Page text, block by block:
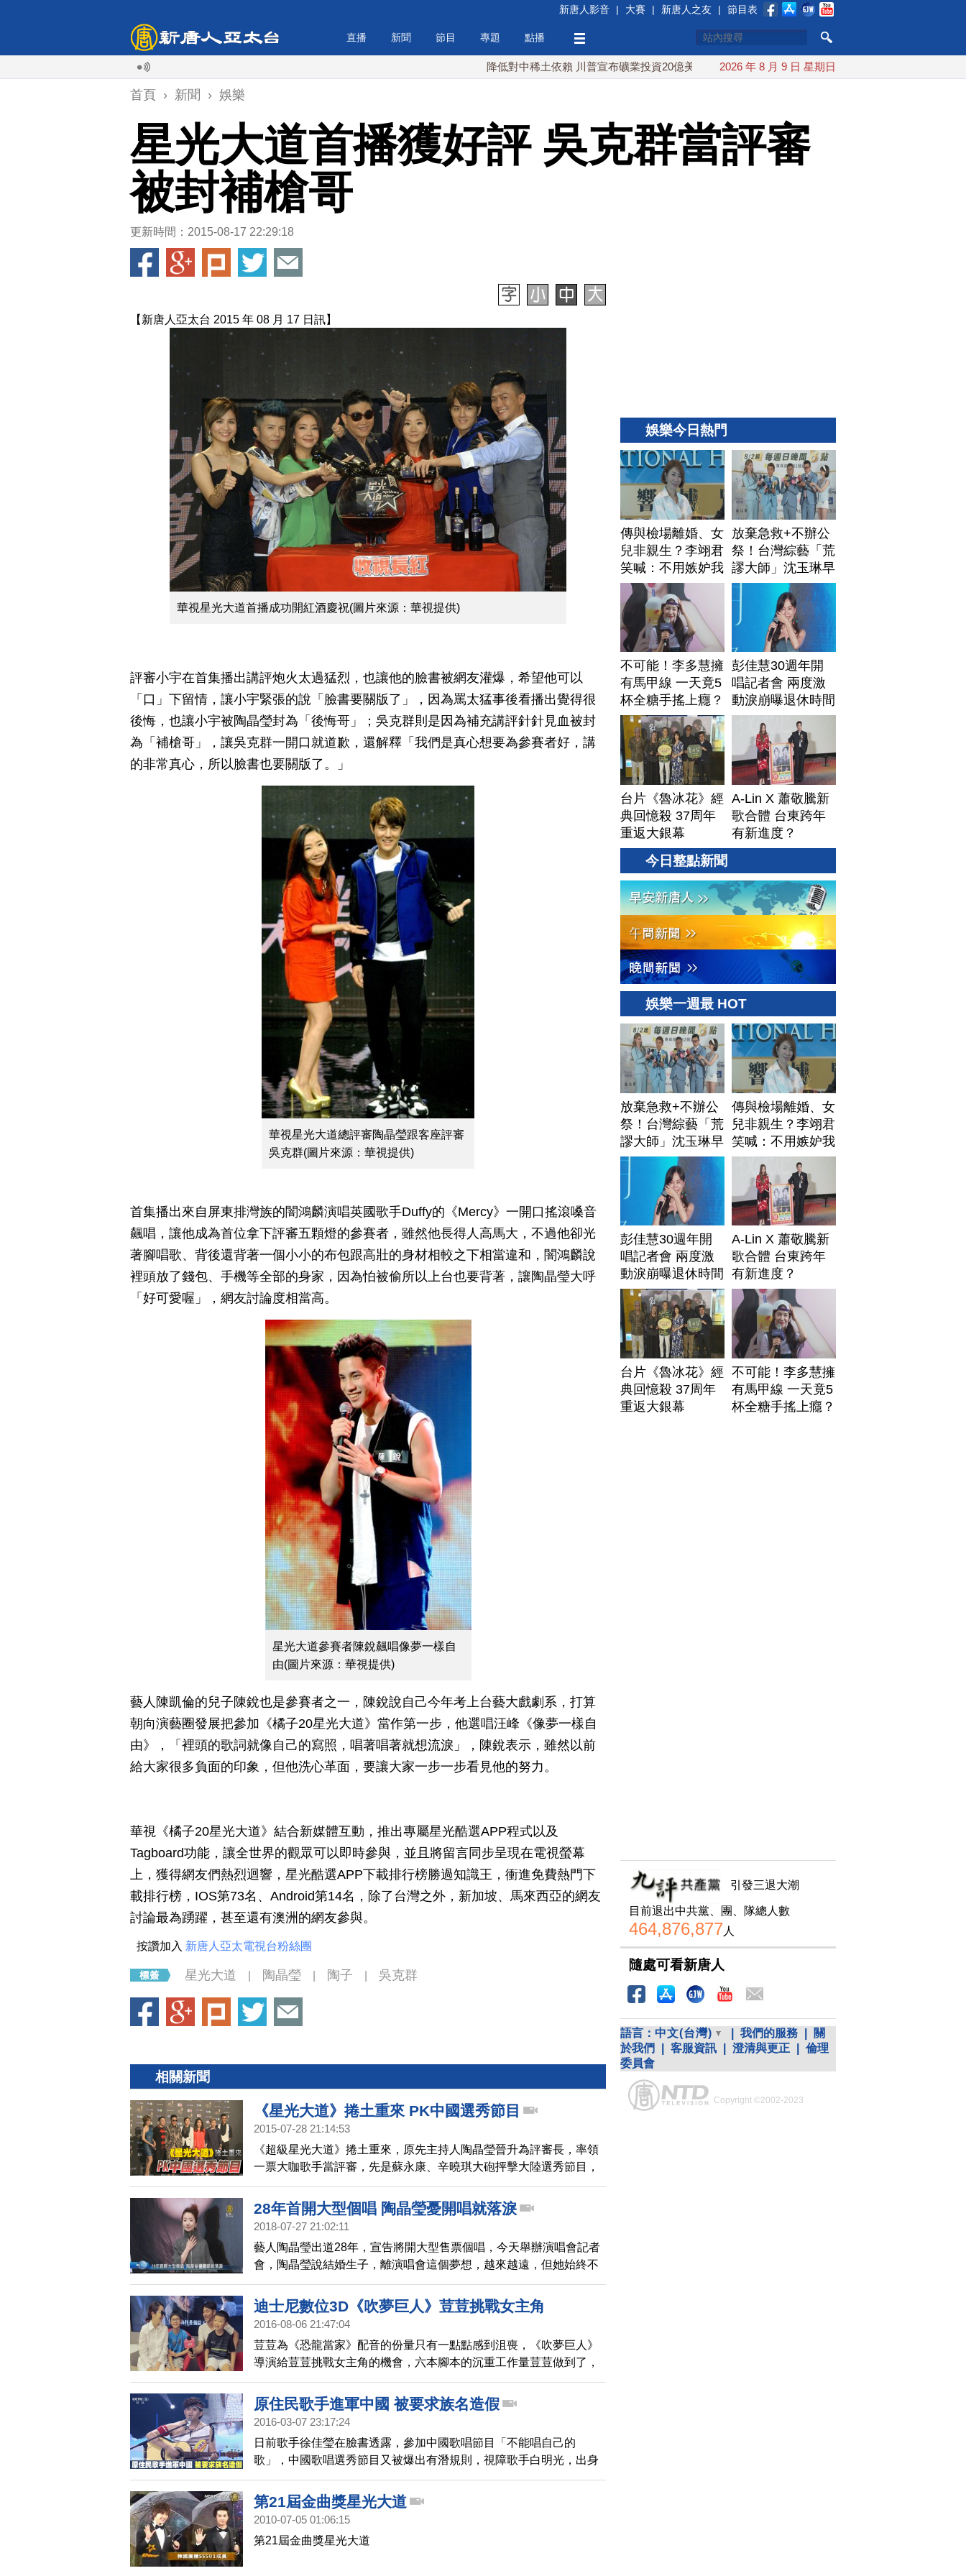
新唐人影音 | 大賽 | 新唐人之友 | 節目表
直播 新聞 節目 專題 點播
降低對中稀土依賴 川普宣布礦業投資20億美元 中東局勢動盪 土耳其沙特巴基斯坦誓共同防禦
2026 年 8 月 9 日 星期日
首頁 › 新聞 › 娛樂
星光大道首播獲好評 吳克群當評審
被封補槍哥
更新時間：2015-08-17 22:29:18
【新唐人亞太台 2015 年 08 月 17 日訊】
華視星光大道首播成功開紅酒慶祝(圖片來源：華視提供)
評審小宇在首集播出講評炮火太過猛烈，也讓他的臉書被網友灌爆，希望他可以
「口」下留情，讓小宇緊張的說「臉書要關版了」，因為罵太猛事後看播出覺得很
後悔，也讓小宇被陶晶瑩封為「後悔哥」；吳克群則是因為補充講評針針見血被封
為「補槍哥」，讓吳克群一開口就道歉，還解釋「我們是真心想要為參賽者好，講
的非常真心，所以臉書也要關版了。」
華視星光大道總評審陶晶瑩跟客座評審
吳克群(圖片來源：華視提供)
首集播出來自屏東排灣族的闇鴻麟演唱英國歌手Duffy的《Mercy》一開口搖滾嗓音
飆唱，讓他成為首位拿下評審五顆燈的參賽者，雖然他長得人高馬大，不過他卻光
著腳唱歌、背後還背著一個小小的布包跟高壯的身材相較之下相當違和，闇鴻麟說
裡頭放了錢包、手機等全部的身家，因為怕被偷所以上台也要背著，讓陶晶瑩大呼
「好可愛喔」，網友討論度相當高。
星光大道參賽者陳銳飆唱像夢一樣自
由(圖片來源：華視提供)
藝人陳凱倫的兒子陳銳也是參賽者之一，陳銳說自己今年考上台藝大戲劇系，打算
朝向演藝圈發展把參加《橘子20星光大道》當作第一步，他選唱汪峰《像夢一樣自
由》，「裡頭的歌詞就像自己的寫照，唱著唱著就想流淚」，陳銳表示，雖然以前
給大家很多負面的印象，但他洗心革面，要讓大家一步一步看見他的努力。
華視《橘子20星光大道》結合新媒體互動，推出專屬星光酷選APP程式以及
Tagboard功能，讓全世界的觀眾可以即時參與，並且將留言同步呈現在電視螢幕
上，獲得網友們熱烈迴響，星光酷選APP下載排行榜勝過知識王，衝進免費熱門下
載排行榜，IOS第73名、Android第14名，除了台灣之外，新加坡、馬來西亞的網友
討論最為踴躍，甚至還有澳洲的網友參與。
按讚加入 新唐人亞太電視台粉絲團
星光大道 陶晶瑩 陶子 吳克群
相關新聞
《星光大道》捲土重來 PK中國選秀節目
2015-07-28 21:14:53
《超級星光大道》捲土重來，原先主持人陶晶瑩晉升為評審長，率領
一票大咖歌手當評審，先是蘇永康、辛曉琪大砲抨擊大陸選秀節目，
一昧追求炫技飆高音，而陶晶瑩也說不擔心台灣選秀節目比不上大
陸，因為路遙知馬力。
28年首開大型個唱 陶晶瑩憂開唱就落淚
2018-07-27 21:02:11
藝人陶晶瑩出道28年，宣告將開大型售票個唱，今天舉辦演唱會記者
會，陶晶瑩說結婚生子，離演唱會這個夢想，越來越遠，但她始終不
放棄，談到開唱心情，陶晶瑩一度哽咽，擔心演唱會當天，一看到觀
眾就落淚。
迪士尼數位3D《吹夢巨人》荳荳挑戰女主角
2016-08-06 21:47:04
荳荳為《恐龍當家》配音的份量只有一點點感到沮喪，《吹夢巨人》
導演給荳荳挑戰女主角的機會，六本腳本的沉重工作量荳荳做到了，
陶子和李李仁都欣慰的表示，很開心能看到荳荳認真、負責任地完成
這份工作
原住民歌手進軍中國 被要求族名造假
2016-03-07 23:17:24
日前歌手徐佳瑩在臉書透露，參加中國歌唱節目「不能唱自己的
歌」，中國歌唱選秀節目又被爆出有潛規則，視障歌手白明光，出身
太魯閣族，曾到中國歌唱節目《星光大道》，被主辦單位要求，要改
族名為賽德克族，因為賽德克族比較有名。白明光拒絕這個要求，一
度擔心會被淘汰，後來還是憑著實力，闖進前四強。
第21屆金曲獎星光大道
2010-07-05 01:06:15
第21屆金曲獎星光大道
娛樂今日熱門
傳與檢場離婚、女
兒非親生？李翊君
笑喊：不用嫉妒我
放棄急救+不辦公
祭！台灣綜藝「荒
謬大師」沈玉琳早
安排身後事
不可能！李多慧擁
有馬甲線 一天竟5
杯全糖手搖上癮？
彭佳慧30週年開
唱記者會 兩度激
動淚崩曝退休時間
台片《魯冰花》經
典回憶殺 37周年
重返大銀幕
A-Lin X 蕭敬騰新
歌合體 台東跨年
有新進度？
今日整點新聞
娛樂一週最 HOT
放棄急救+不辦公
祭！台灣綜藝「荒
謬大師」沈玉琳早
安排身後事
傳與檢場離婚、女
兒非親生？李翊君
笑喊：不用嫉妒我
彭佳慧30週年開
唱記者會 兩度激
動淚崩曝退休時間
A-Lin X 蕭敬騰新
歌合體 台東跨年
有新進度？
台片《魯冰花》經
典回憶殺 37周年
重返大銀幕
不可能！李多慧擁
有馬甲線 一天竟5
杯全糖手搖上癮？
引發三退大潮
目前退出中共黨、團、隊總人數
464,876,877人
隨處可看新唐人
語言： 中文(台灣) 我們的服務
關
於我們
客服資訊 澄清與更正
倫理
委員會
Copyright ©2002-2023